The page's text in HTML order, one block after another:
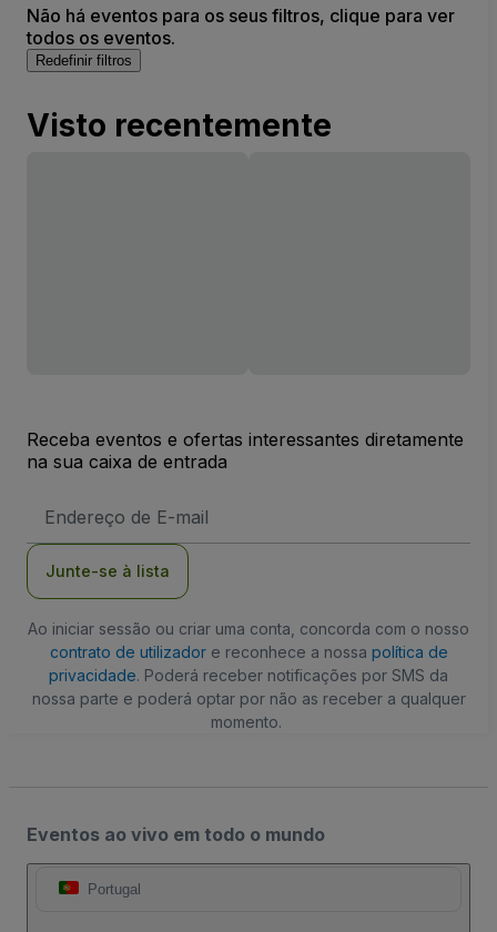
Não há eventos para os seus filtros, clique para ver
todos os eventos.
Redefinir filtros
Visto recentemente
Receba eventos e ofertas interessantes diretamente
na sua caixa de entrada
de
Junte-se à lista
Ao iniciar sessão ou criar uma conta, concorda com o nosso
contrato de utilizadore reconhece a nossa política de
privacidade. Poderá receber notificações por SMS da
nossa parte e poderá optar por não as receber a qualquer
momento.
Eventos ao vivo em todo o mundo
Portugal